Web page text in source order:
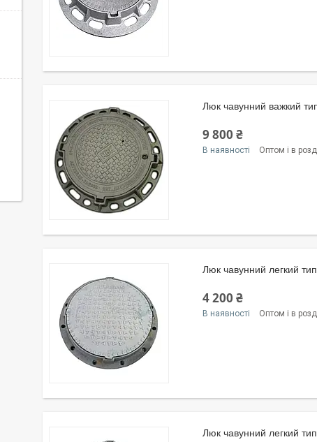
Люк чавунний важкий
9 800 ₴
В наявності Оптом і в
Люк чавунний легкий
4 200 ₴
В наявності Оптом і в
Люк чавунний легкий